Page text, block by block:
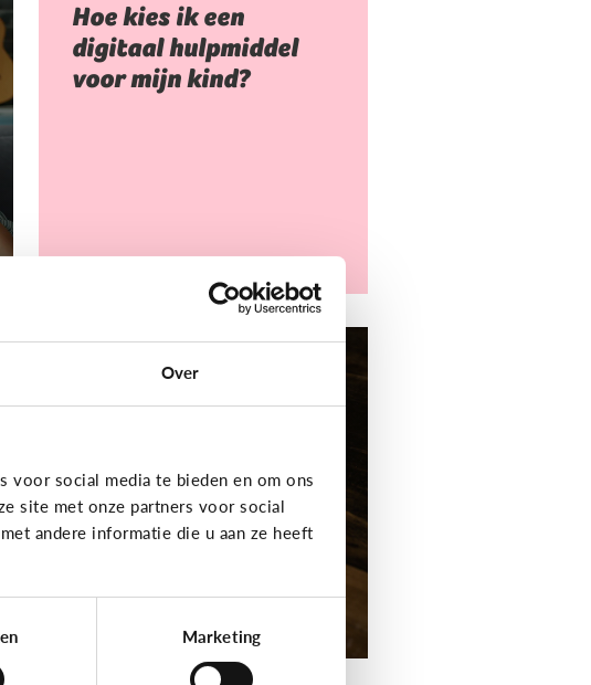
Over
voor social media te bieden en om ons
site met onze partners voor social
andere informatie die u aan ze heeft
Marketing
Hoe kies ik een
digitaal hulpmiddel
voor mijn kind?
Mijn kind heeft moeite
met schrijven en
of toepassingen
kunnen helpen?